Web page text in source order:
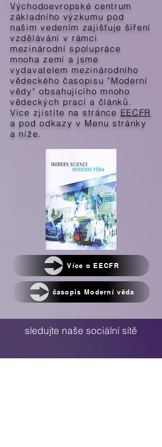
Východoevropské centrum
základního výzkumu pod
našim vedením zajišťuje šíření
vzdělávání v rámci
mezinárodní spolupráce
mnoha zemí a jsme
vydavatelem mezinárodního
vědeckého časopisu "Moderní
vědy" obsahujícího mnoho
vědeckých prací a článků.
Více zjistíte na stránce EECFR
a pod odkazy v Menu stránky
a níže.
Více o EECFR
časopis Moderní věda
sledujte naše sociální sítě